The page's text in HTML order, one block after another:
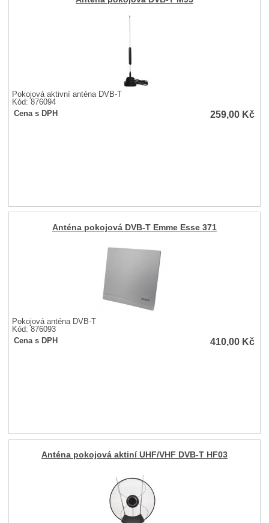
Pokojová aktivní anténa DVB-T
Kód: 876094
Cena s DPH
259,00 Kč
Anténa pokojová DVB-T Emme Esse 371
Pokojová anténa DVB-T
Kód: 876093
Cena s DPH
410,00 Kč
Anténa pokojová aktiní UHF/VHF DVB-T HF03